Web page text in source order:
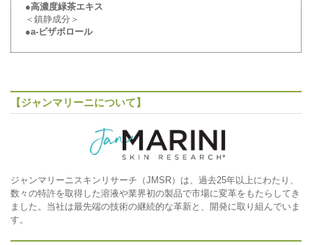
●高濃度緑茶エキス
＜鎮静成分＞
●a-ビザボロール
【ジャンマリーニについて】
ジャンマリーニスキンリサーチ（JMSR）は、過去25年以上にわたり、
数々の特許を取得した溶液や業界初の製品で市場に変革をもたらしてき
ました。当社は最先端の技術の継続的な革新と、開発に取り組んでいま
す。